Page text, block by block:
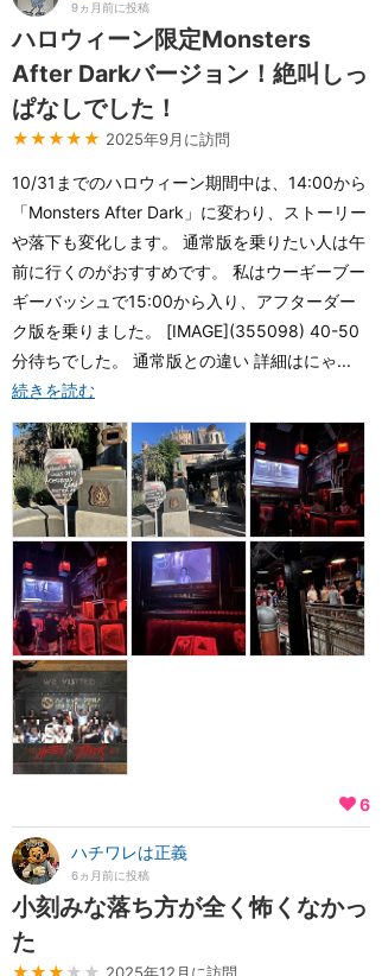
9ヵ月前に投稿
ハロウィーン限定Monsters
After Darkバージョン！絶叫しっ
ぱなしでした！
★★★★★ 2025年9月に訪問
10/31までのハロウィーン期間中は、14:00から
「Monsters After Dark」に変わり、ストーリー
や落下も変化します。 通常版を乗りたい人は午
前に行くのがおすすめです。 私はウーギーブー
ギーバッシュで15:00から入り、アフターダー
ク版を乗りました。 [IMAGE](355098) 40-50
分待ちでした。 通常版との違い 詳細はにゃ...
続きを読む
6
ハチワレは正義
6ヵ月前に投稿
小刻みな落ち方が全く怖くなかっ
た
★★★ ★★